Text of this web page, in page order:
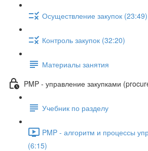
Осуществление закупок (23:49)
Контроль закупок (32:20)
Материалы занятия
PMP - управление закупками
Учебник по разделу
PMP - алгоритм и процессы
(6:15)